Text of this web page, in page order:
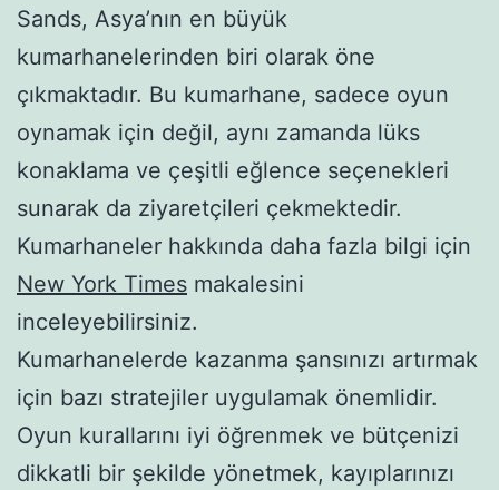
Sands, Asya’nın en büyük
kumarhanelerinden biri olarak öne
çıkmaktadır. Bu kumarhane, sadece oyun
oynamak için değil, aynı zamanda lüks
konaklama ve çeşitli eğlence seçenekleri
sunarak da ziyaretçileri çekmektedir.
Kumarhaneler hakkında daha fazla bilgi için
New York Times makalesini
inceleyebilirsiniz.
Kumarhanelerde kazanma şansınızı artırmak
için bazı stratejiler uygulamak önemlidir.
Oyun kurallarını iyi öğrenmek ve bütçenizi
dikkatli bir şekilde yönetmek, kayıplarınızı